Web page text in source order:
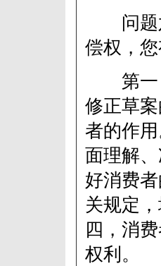
问题六
偿权，
第一，
修正草
者的作
面理解
好消费
关规定
四，消
权利。